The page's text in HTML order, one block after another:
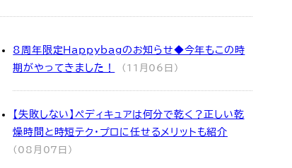
8周年限定Happybagのお知らせ◆今年もこの時
期がやってきました！
(11月06日)
【失敗しない】ペディキュアは何分で乾く？正しい乾
燥時間と時短テク・プロに任せるメリットも紹介
(08月07日)